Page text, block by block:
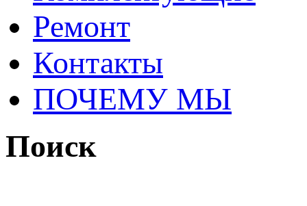
Ремонт
Контакты
ПОЧЕМУ МЫ
Поиск